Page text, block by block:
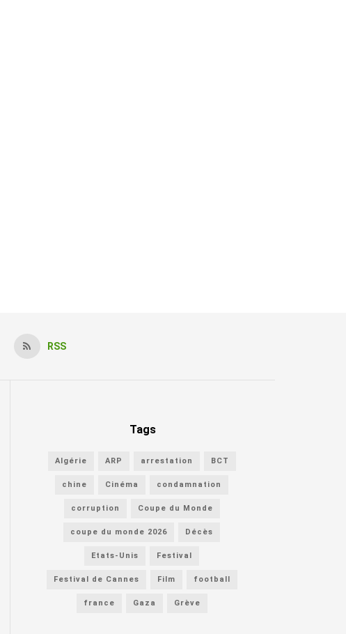
RSS
Tags
Algérie ARP arrestation BCT
chine Cinéma condamnation
corruption Coupe du Monde
coupe du monde 2026 Décès
Etats-Unis Festival
Festival de Cannes Film football
france Gaza Grève